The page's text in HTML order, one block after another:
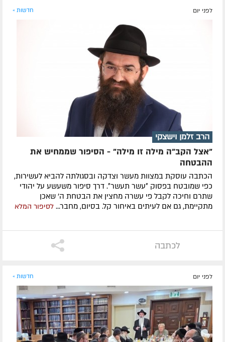
לפני יום חדשות »
הרב זלמן וישצקי
"אצל הקב"ה מילה זו מילה" - הסיפור שממחיש את
ההבטחה
הכתבה עוסקת במצוות מעשר וצדקה ובסגולתה להביא לעשירות,
כפי שמובטח בפסוק ״עשר תעשר״. דרך סיפור משעשע על יהודי
שתרם וחיכה לקבל פי עשרה מחצין את הבטחת ה' שאכן
מתקיימת, גם אם לעיתים באיחור קל. בסיום, מחבר... לסיפור המלא
לכתבה
לפני יום חדשות »